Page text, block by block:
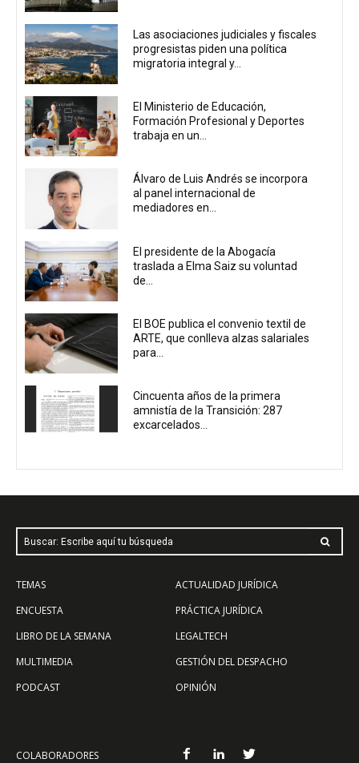
Las asociaciones judiciales y fiscales
progresistas piden una política
migratoria integral y...
El Ministerio de Educación,
Formación Profesional y Deportes
trabaja en un...
Álvaro de Luis Andrés se incorpora
al panel internacional de
mediadores en...
El presidente de la Abogacía
traslada a Elma Saiz su voluntad
de...
El BOE publica el convenio textil de
ARTE, que conlleva alzas salariales
para...
Cincuenta años de la primera
amnistía de la Transición: 287
excarcelados...
Buscar: Escribe aquí tu búsqueda
TEMAS
ENCUESTA
LIBRO DE LA SEMANA
MULTIMEDIA
PODCAST
ACTUALIDAD JURÍDICA
PRÁCTICA JURÍDICA
LEGALTECH
GESTIÓN DEL DESPACHO
OPINIÓN
COLABORADORES